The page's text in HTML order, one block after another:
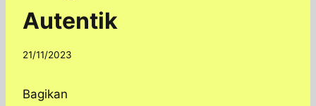
Autentik
By
21/11/2023
Bagikan